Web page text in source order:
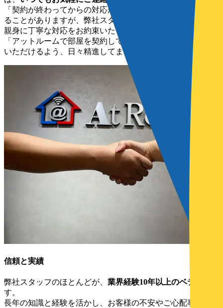
「契約が終わってからの対応が悪い」といったお話を耳にす
ることがありますが、弊社スタッフは、お客様に寄り添い、
親身に丁寧な対応をお約束いたします。
「アットルームで部屋を契約してよかった」と心から言って
いただけるよう、日々精進してまいります。
信頼と実績
弊社スタッフのほとんどが、 業界経験10年以上のベテラン
す。
長年の知識と経験を活かし、お客様の不安やご心配事に対し